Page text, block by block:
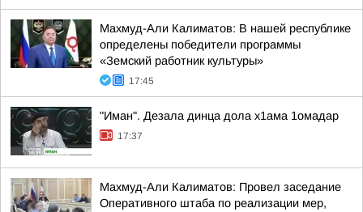
Махмуд-Али Калиматов: В нашей республике
определены победители программы
«Земский работник культуры»
17:45
"Иман". Дезала динца дола х1ама 1омадар
17:37
Махмуд-Али Калиматов: Провел заседание
Оперативного штаба по реализации мер,